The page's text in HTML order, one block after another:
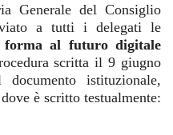
Generale del Consiglio
a tutti i delegati le
forma al futuro digitale
scritta il 9 giugno
istituzionale,
è scritto testualmente: